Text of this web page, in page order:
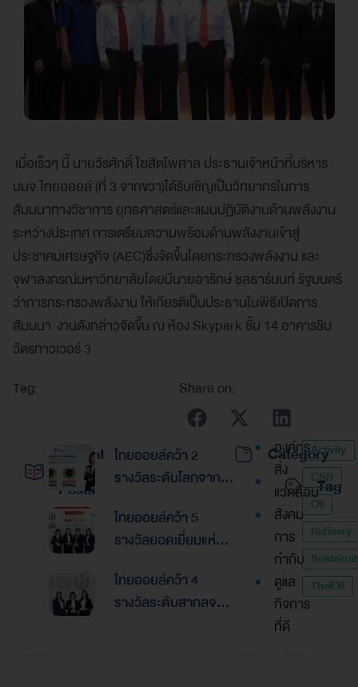
เมื่อเร็วๆ นี้ นายวีรศักดิ์ โฆสิตไพศาล ประธานเจ้าหน้าที่บริหาร
บมจ.ไทยออยล์ (ที่ 3 จากขวา)ได้รับเชิญเป็นวิทยากรในการ
สัมมนาทางวิชาการ ยุทธศาสตร์และแผนปฏิบัติงานด้านพลังงาน
ระหว่างประเทศ การเตรียมความพร้อมด้านพลังงานเข้าสู่
ประชาคมเศรษฐกิจ (AEC)ซึ่งจัดขึ้นโดยกระทรวงพลังงาน และ
จุฬาลงกรณ์มหาวิทยาลัยโดยมีนายอารักษ์ ชลธาร์นนท์ รัฐมนตรี
ว่าการกระทรวงพลังงาน ให้เกียรติเป็นประธานในพิธีเปิดการ
สัมมนา งานดังกล่าวจัดขึ้น ณ ห้อง Skypark ชั้น 14 อาคารชิน
วัตรทาวเวอร์ 3
Tag:
Share on:
Recent
Posts
ไทยออยล์คว้า 2
รางวัลระดับโลกจาก
Finance Awards
2026ตอกย้ำความเป็น
เลิศด้านการบริหาร
การเงินและการระดม
ทุน
ไทยออยล์คว้า 5
รางวัลยอดเยี่ยมแห่ง
รางวัล “Asian
Excellence Award
ไทยออยล์คว้า 4
รางวัลระดับสากลจาก
Category
องค์กร
สิ่ง
แวดล้อม
สังคม
การ
กำกับ
ดูแล
กิจการ
ที่ดี
Tag
Activity
CSR
Oil
Refinery
ThaiOil